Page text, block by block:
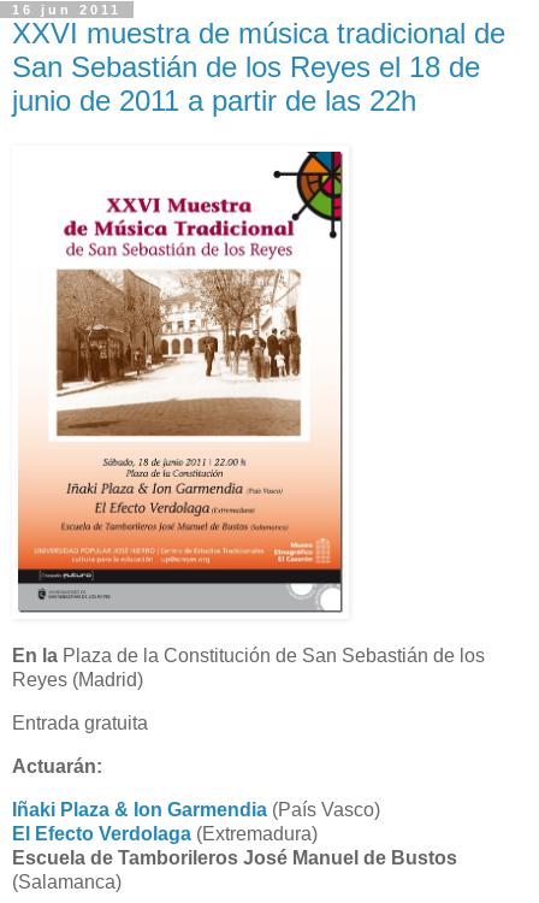
16 jun 2011
XXVI muestra de música tradicional de
San Sebastián de los Reyes el 18 de
junio de 2011 a partir de las 22h
En la Plaza de la Constitución de San Sebastián de los
Reyes (Madrid)
Entrada gratuita
Actuarán:
Iñaki Plaza & Ion Garmendia (País Vasco)
El Efecto Verdolaga (Extremadura)
Escuela de Tamborileros José Manuel de Bustos
(Salamanca)